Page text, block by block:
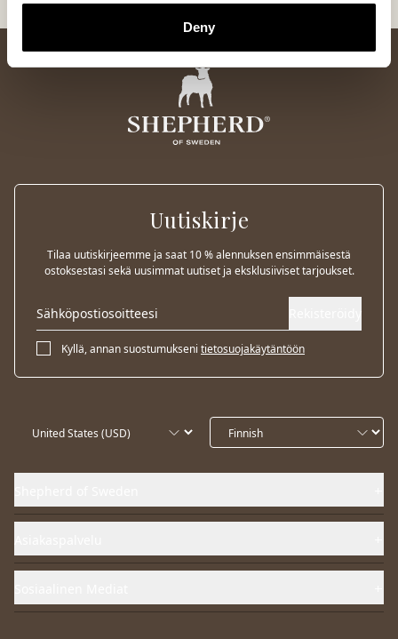
Deny
Uutiskirje
Tilaa uutiskirjeemme ja saat 10 % alennuksen ensimmäisestä
ostoksestasi sekä uusimmat uutiset ja eksklusiiviset tarjoukset.
Kyllä, annan suostumukseni tietosuojakäytäntöön